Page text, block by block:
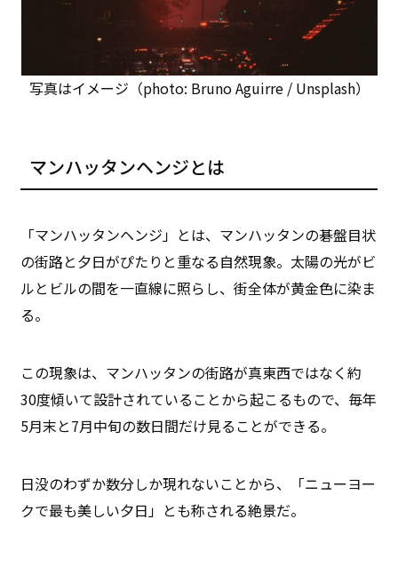
写真はイメージ（photo: Bruno Aguirre / Unsplash）
マンハッタンヘンジとは
「マンハッタンヘンジ」とは、マンハッタンの碁盤目状
の街路と夕日がぴたりと重なる自然現象。太陽の光がビ
ルとビルの間を一直線に照らし、街全体が黄金色に染ま
る。
この現象は、マンハッタンの街路が真東西ではなく約
30度傾いて設計されていることから起こるもので、毎年
5月末と7月中旬の数日間だけ見ることができる。
日没のわずか数分しか現れないことから、「ニューヨー
クで最も美しい夕日」とも称される絶景だ。